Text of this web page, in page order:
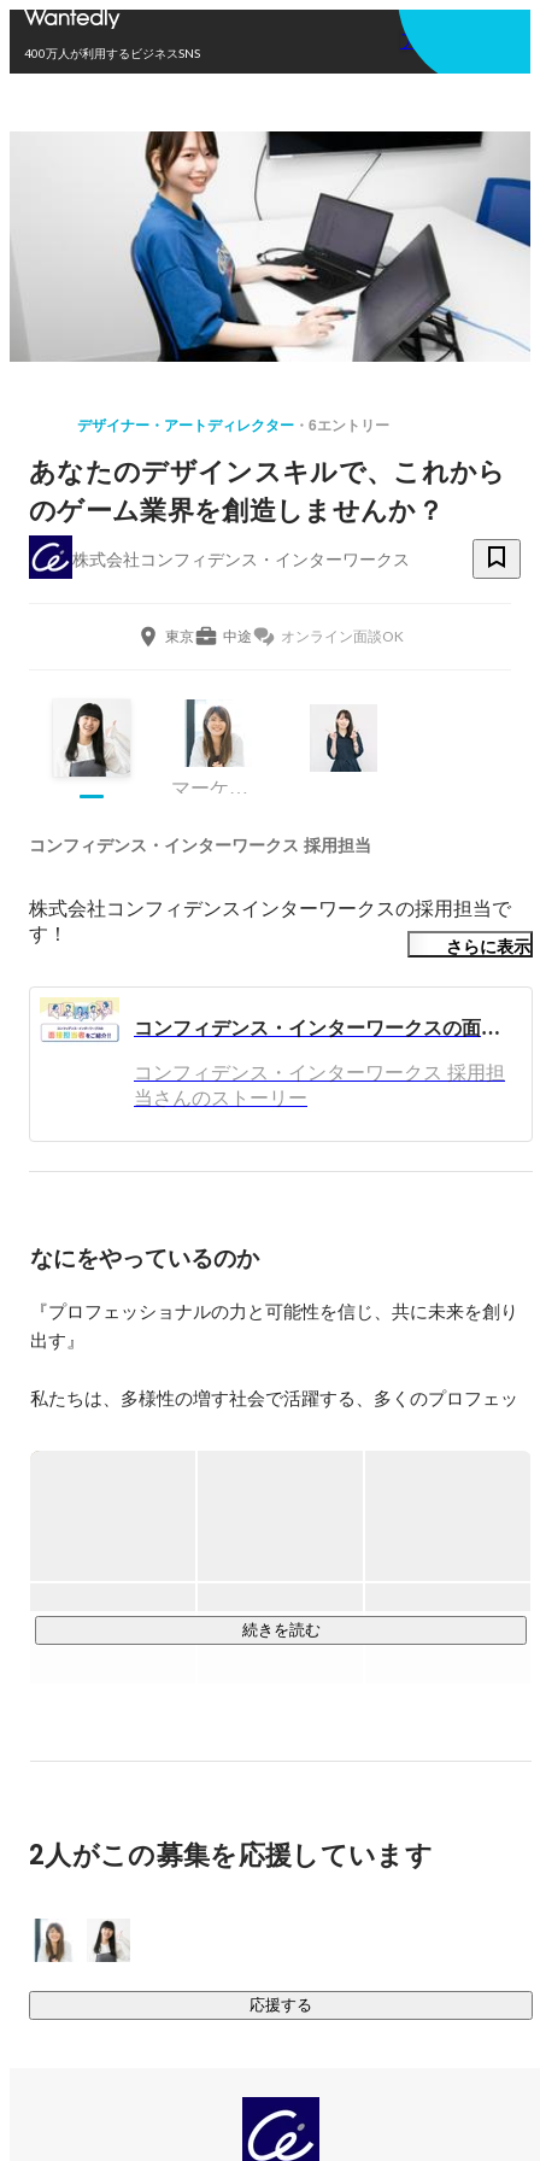
400万人が利用するビジネスSNS
アプリを使う
デザイナー・アートディレクター 6エントリー
あなたのデザインスキルで、これから
のゲーム業界を創造しませんか？
株式会社コンフィデンス・インターワークス
東京 中途 オンライン面談OK
マーケティング
コンフィデンス・インターワークス 採用担当
株式会社コンフィデンスインターワークスの採用担当で
す！
おり、2021年6月に東証グロースに上場！
ゲーム会社【250社以上】と取引があり【常時月300件以
リエイターが活躍中です。
今後もさらなる事業拡大を目指し、積極採用中でございま
さらに表示
コンフィデンス・インターワークスの面接担当者をご紹介します！
コンフィデンス・インターワークス 採用担
当さんのストーリー
なにをやっているのか
『プロフェッショナルの力と可能性を信じ、共に未来を創り
出す』
私たちは、多様性の増す社会で活躍する、多くのプロフェッ
属企業や業界、社会の成長・発展に貢献し、可能性に満ちあ
これまで大手を中心とするゲーム会社に優秀なクリエイター
続きを読む
2人がこの募集を応援しています
応援する